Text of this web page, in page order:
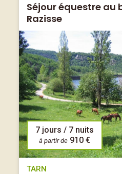
Séjour équestre au
Razisse
7 jours / 7 nuits
à partir de 910 €
TARN